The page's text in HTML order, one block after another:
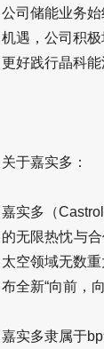
公司储能业务
机遇，公司积
更好践行晶科能
关于嘉实多：
嘉实多（
的无限热忱与
太空领域无数
布全新“向前，
嘉实多隶属于